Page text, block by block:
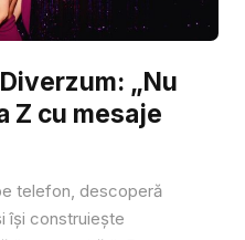
„Nu
Z cu mesaje
telefon, descoperă
își construiește